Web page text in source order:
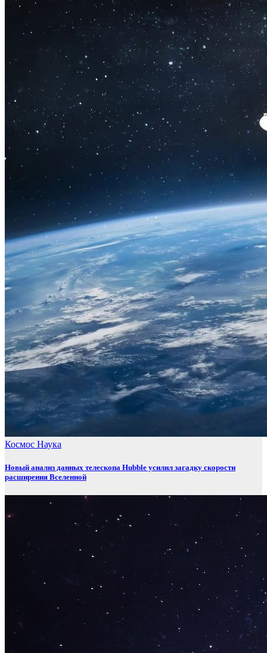
Космос Наука
Новый анализ данных телескопа Hubble усилил загадку скорости
расширения Вселенной